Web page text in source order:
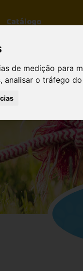
de medição para
analisar o tráfego
Catálogo